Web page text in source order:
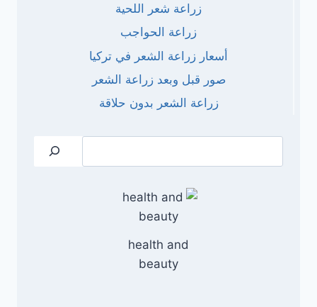
زراعة شعر اللحية
زراعة الحواجب
أسعار زراعة الشعر في تركيا
صور قبل وبعد زراعة الشعر
زراعة الشعر بدون حلاقة
health and
beauty